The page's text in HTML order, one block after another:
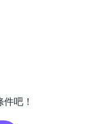
吧！